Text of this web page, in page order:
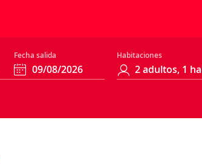
Fecha salida Habitaciones